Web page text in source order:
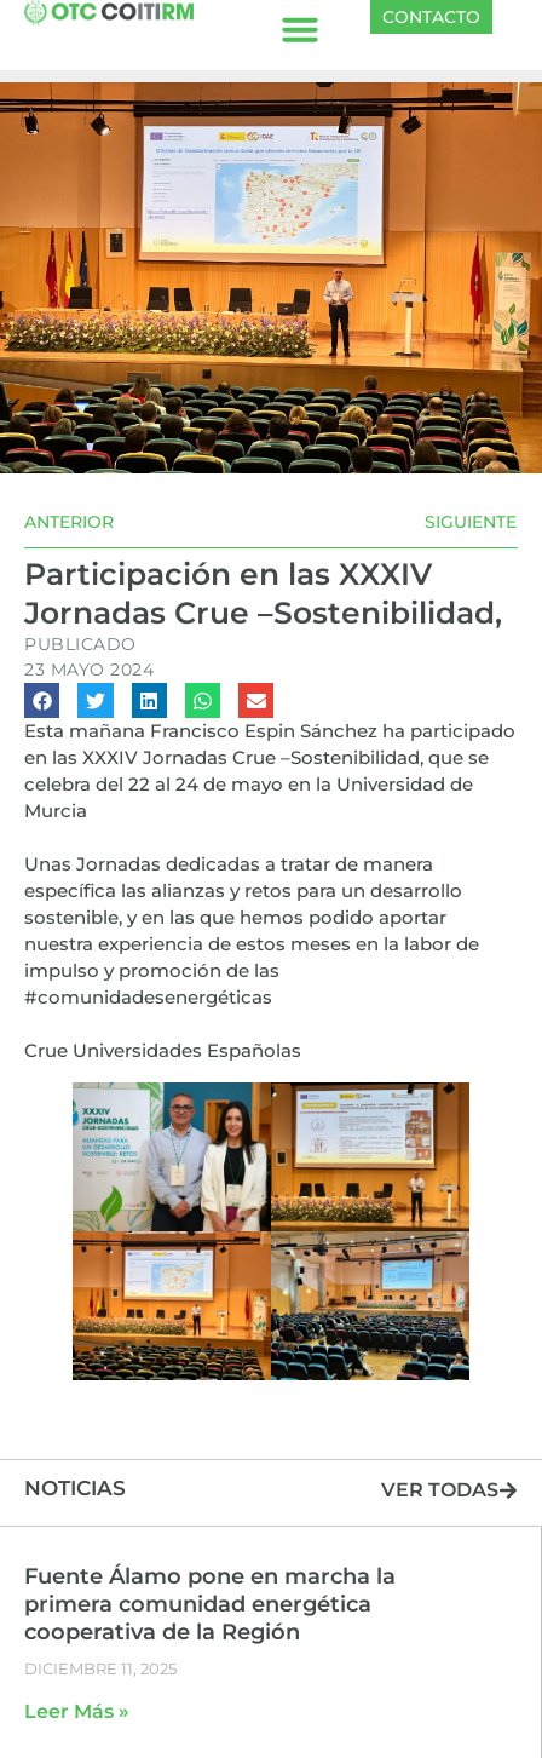
CONTACTO
ANTERIOR SIGUIENTE
Participación en las XXXIV
Jornadas Crue –Sostenibilidad,
PUBLICADO
23 MAYO 2024
Esta mañana Francisco Espin Sánchez ha participado
en las XXXIV Jornadas Crue –Sostenibilidad, que se
celebra del 22 al 24 de mayo en la Universidad de
Murcia
Unas Jornadas dedicadas a tratar de manera
específica las alianzas y retos para un desarrollo
sostenible, y en las que hemos podido aportar
nuestra experiencia de estos meses en la labor de
impulso y promoción de las
#comunidadesenergéticas
Crue Universidades Españolas
NOTICIAS VER TODAS
Fuente Álamo pone en marcha la
primera comunidad energética
cooperativa de la Región
DICIEMBRE 11, 2025
Leer Más »